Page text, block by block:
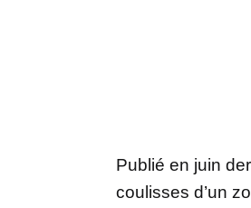
Publié en juin
coulisses d’un